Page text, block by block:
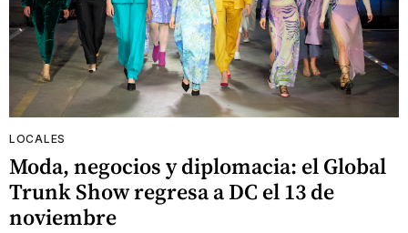
LOCALES
Moda, negocios y diplomacia: el Global
Trunk Show regresa a DC el 13 de
noviembre